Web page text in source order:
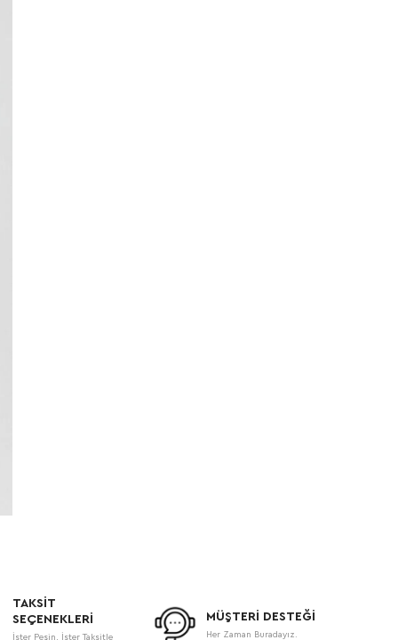
TAKSİT
SEÇENEKLERİ
İster Peşin, İster Taksitle
MÜŞTERİ DESTEĞİ
Her Zaman Buradayız.